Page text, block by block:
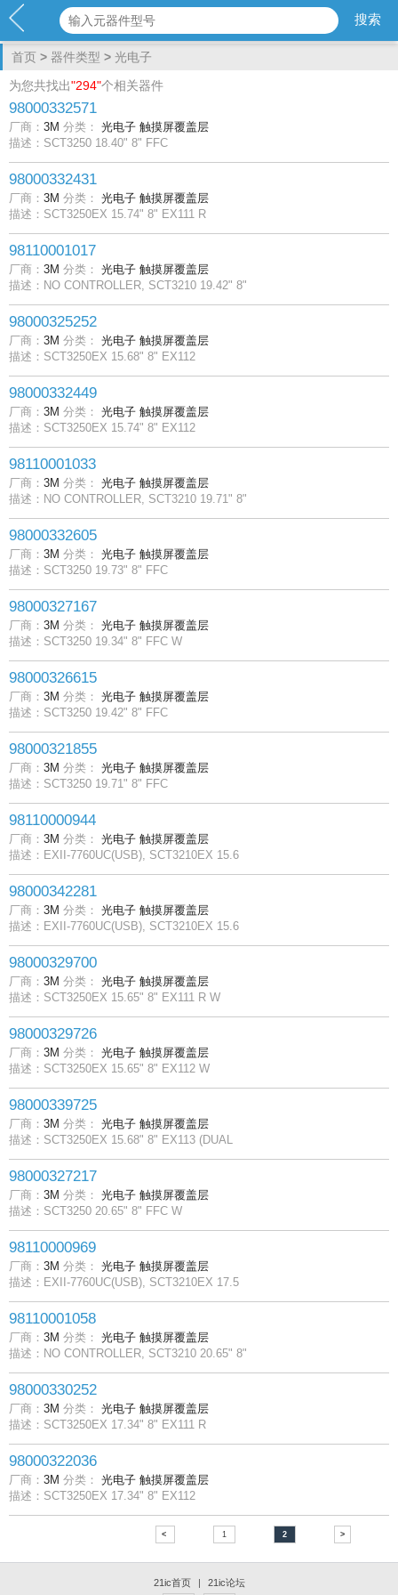
首页 > 器件类型 > 光电子
为您共找出"294"个相关器件
98000332571
厂商： 3M 分类： 光电子 触摸屏覆盖层
描述：SCT3250 18.40" 8" FFC
98000332431
厂商： 3M 分类： 光电子 触摸屏覆盖层
描述：SCT3250EX 15.74" 8" EX111 R
98110001017
厂商： 3M 分类： 光电子 触摸屏覆盖层
描述：NO CONTROLLER, SCT3210 19.42" 8"
98000325252
厂商： 3M 分类： 光电子 触摸屏覆盖层
描述：SCT3250EX 15.68" 8" EX112
98000332449
厂商： 3M 分类： 光电子 触摸屏覆盖层
描述：SCT3250EX 15.74" 8" EX112
98110001033
厂商： 3M 分类： 光电子 触摸屏覆盖层
描述：NO CONTROLLER, SCT3210 19.71" 8"
98000332605
厂商： 3M 分类： 光电子 触摸屏覆盖层
描述：SCT3250 19.73" 8" FFC
98000327167
厂商： 3M 分类： 光电子 触摸屏覆盖层
描述：SCT3250 19.34" 8" FFC W
98000326615
厂商： 3M 分类： 光电子 触摸屏覆盖层
描述：SCT3250 19.42" 8" FFC
98000321855
厂商： 3M 分类： 光电子 触摸屏覆盖层
描述：SCT3250 19.71" 8" FFC
98110000944
厂商： 3M 分类： 光电子 触摸屏覆盖层
描述：EXII-7760UC(USB), SCT3210EX 15.6
98000342281
厂商： 3M 分类： 光电子 触摸屏覆盖层
描述：EXII-7760UC(USB), SCT3210EX 15.6
98000329700
厂商： 3M 分类： 光电子 触摸屏覆盖层
描述：SCT3250EX 15.65" 8" EX111 R W
98000329726
厂商： 3M 分类： 光电子 触摸屏覆盖层
描述：SCT3250EX 15.65" 8" EX112 W
98000339725
厂商： 3M 分类： 光电子 触摸屏覆盖层
描述：SCT3250EX 15.68" 8" EX113 (DUAL
98000327217
厂商： 3M 分类： 光电子 触摸屏覆盖层
描述：SCT3250 20.65" 8" FFC W
98110000969
厂商： 3M 分类： 光电子 触摸屏覆盖层
描述：EXII-7760UC(USB), SCT3210EX 17.5
98110001058
厂商： 3M 分类： 光电子 触摸屏覆盖层
描述：NO CONTROLLER, SCT3210 20.65" 8"
98000330252
厂商： 3M 分类： 光电子 触摸屏覆盖层
描述：SCT3250EX 17.34" 8" EX111 R
98000322036
厂商： 3M 分类： 光电子 触摸屏覆盖层
描述：SCT3250EX 17.34" 8" EX112
< 1 2 >
21ic首页 | 21ic论坛